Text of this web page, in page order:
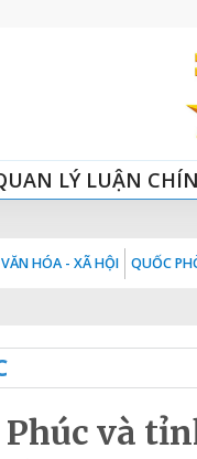
LÝ LUẬN
VĂN HÓA - XÃ HỘI QUỐC
và